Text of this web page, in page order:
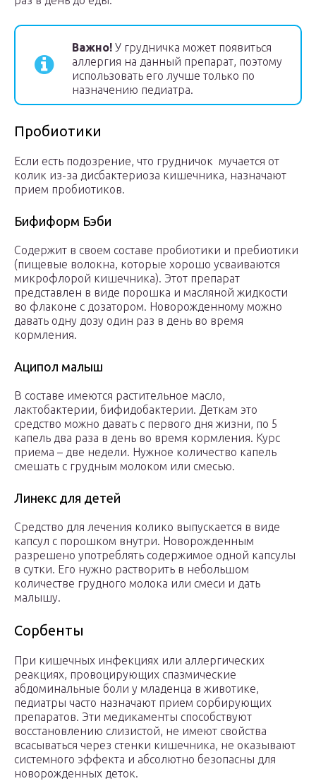
Важно! У грудничка может появиться
аллергия на данный препарат, поэтому
использовать его лучше только по
назначению педиатра.
Пробиотики
Если есть подозрение, что грудничок мучается от
колик из-за дисбактериоза кишечника, назначают
прием пробиотиков.
Бифиформ Бэби
Содержит в своем составе пробиотики и пребиотики
(пищевые волокна, которые хорошо усваиваются
микрофлорой кишечника). Этот препарат
представлен в виде порошка и масляной жидкости
во флаконе с дозатором. Новорожденному можно
давать одну дозу один раз в день во время
кормления.
Аципол малыш
В составе имеются растительное масло,
лактобактерии, бифидобактерии. Деткам это
средство можно давать с первого дня жизни, по 5
капель два раза в день во время кормления. Курс
приема – две недели. Нужное количество капель
смешать с грудным молоком или смесью.
Линекс для детей
Средство для лечения колико выпускается в виде
капсул с порошком внутри. Новорожденным
разрешено употреблять содержимое одной капсулы
в сутки. Его нужно растворить в небольшом
количестве грудного молока или смеси и дать
малышу.
Сорбенты
При кишечных инфекциях или аллергических
реакциях, провоцирующих спазмические
абдоминальные боли у младенца в животике,
педиатры часто назначают прием сорбирующих
препаратов. Эти медикаменты способствуют
восстановлению слизистой, не имеют свойства
всасываться через стенки кишечника, не оказывают
системного эффекта и абсолютно безопасны для
новорожденных деток.